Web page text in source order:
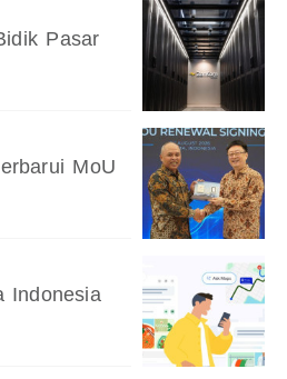
Pasar
MoU
Indonesia